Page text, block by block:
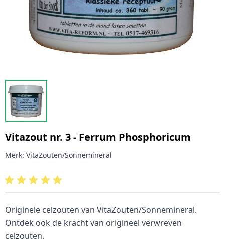
Vitazout nr. 3 - Ferrum Phosphoricum
Merk: VitaZouten/Sonnemineral
Originele celzouten van VitaZouten/Sonnemineral.
Ontdek ook de kracht van origineel verwreven
celzouten.